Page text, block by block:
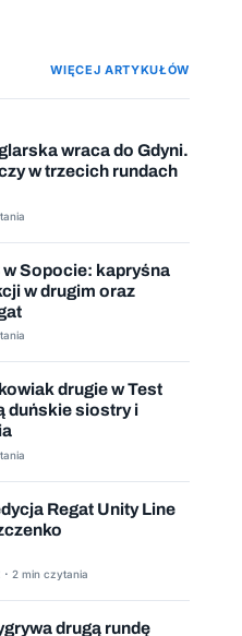
WIĘCEJ ARTYKUŁÓW
wraca do Gdyni.
w trzecich rundach
w Sopocie: kapryśna
w drugim oraz
drugie w Test
duńskie siostry i
Regat Unity Line
2 min czytania
drugą rundę